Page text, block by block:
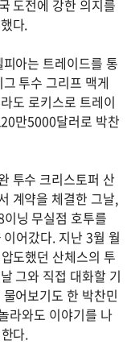
도전에 강한 의지를
다.
아는 트레이드를 통
투수 그리프 맥게
도 로키스로 트레이
만5000달러로 박찬
투수 크리스토퍼 산
계약을 체결한 그날,
닝 무실점 호투를
어갔다. 지난 3월 월
도했던 산체스의 투
그와 직접 대화할 기
어보기도 한 박찬민
라와도 이야기를 나
다.